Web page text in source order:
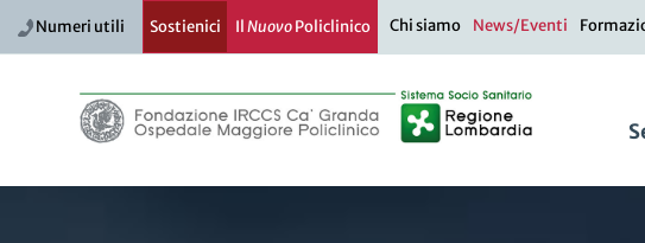
Numeri utili Sostienici IlNuovoPoliclinico Chi siamo News/Eventi